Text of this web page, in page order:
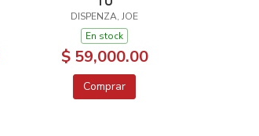
DISPENZA, JOE
En stock
$ 59,000.00
Comprar